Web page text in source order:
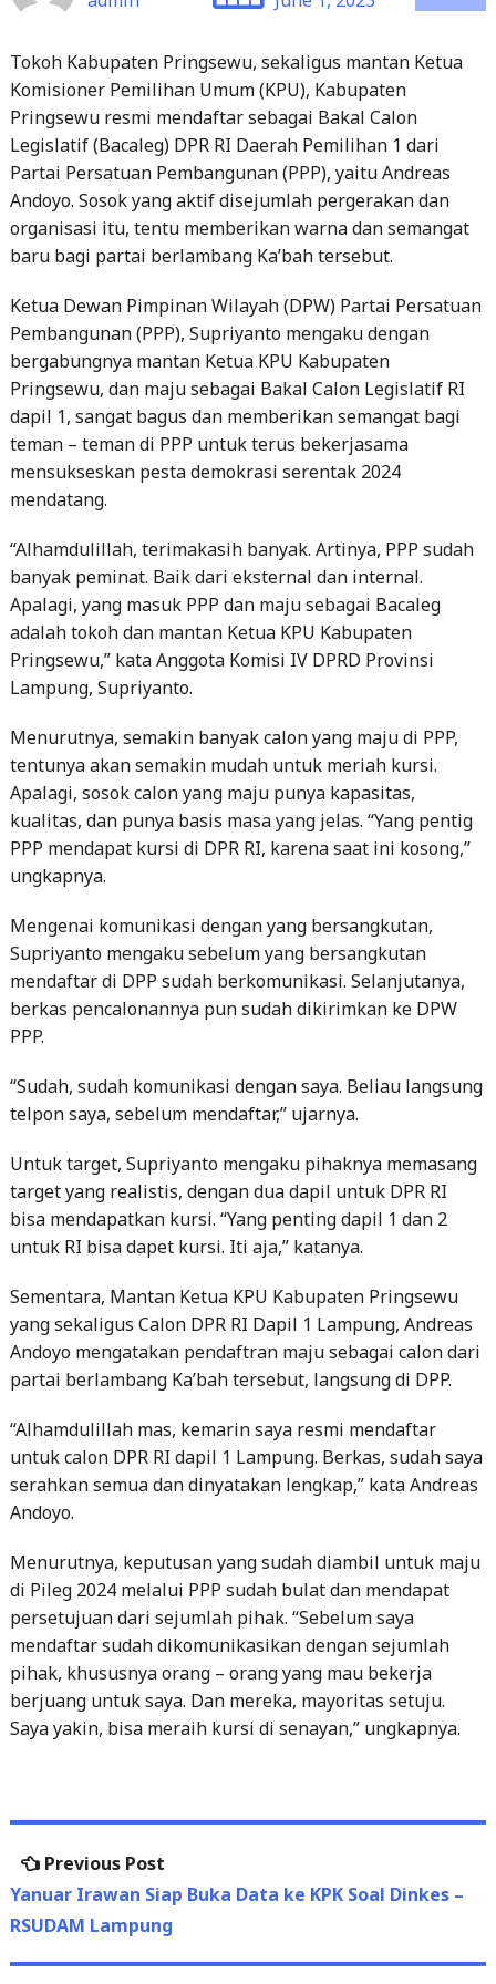
Pringsewu resmi mendaftar sebagai Bakal Calon
Legislatif (Bacaleg) DPR RI Daerah Pemilihan 1 dari
Partai Persatuan Pembangunan (PPP), yaitu Andreas
Andoyo. Sosok yang aktif disejumlah pergerakan dan
organisasi itu, tentu memberikan warna dan semangat
baru bagi partai berlambang Ka’bah tersebut.
Ketua Dewan Pimpinan Wilayah (DPW) Partai Persatuan
Pembangunan (PPP), Supriyanto mengaku dengan
bergabungnya mantan Ketua KPU Kabupaten
Pringsewu, dan maju sebagai Bakal Calon Legislatif RI
dapil 1, sangat bagus dan memberikan semangat bagi
teman – teman di PPP untuk terus bekerjasama
mensukseskan pesta demokrasi serentak 2024
mendatang.
“Alhamdulillah, terimakasih banyak. Artinya, PPP sudah
banyak peminat. Baik dari eksternal dan internal.
Apalagi, yang masuk PPP dan maju sebagai Bacaleg
adalah tokoh dan mantan Ketua KPU Kabupaten
Pringsewu,” kata Anggota Komisi IV DPRD Provinsi
Lampung, Supriyanto.
Menurutnya, semakin banyak calon yang maju di PPP,
tentunya akan semakin mudah untuk meriah kursi.
Apalagi, sosok calon yang maju punya kapasitas,
kualitas, dan punya basis masa yang jelas. “Yang pentig
PPP mendapat kursi di DPR RI, karena saat ini kosong,”
ungkapnya.
Mengenai komunikasi dengan yang bersangkutan,
Supriyanto mengaku sebelum yang bersangkutan
mendaftar di DPP sudah berkomunikasi. Selanjutanya,
berkas pencalonannya pun sudah dikirimkan ke DPW
PPP.
“Sudah, sudah komunikasi dengan saya. Beliau langsung
telpon saya, sebelum mendaftar,” ujarnya.
Untuk target, Supriyanto mengaku pihaknya memasang
target yang realistis, dengan dua dapil untuk DPR RI
bisa mendapatkan kursi. “Yang penting dapil 1 dan 2
untuk RI bisa dapet kursi. Iti aja,” katanya.
Sementara, Mantan Ketua KPU Kabupaten Pringsewu
yang sekaligus Calon DPR RI Dapil 1 Lampung, Andreas
Andoyo mengatakan pendaftran maju sebagai calon dari
partai berlambang Ka’bah tersebut, langsung di DPP.
“Alhamdulillah mas, kemarin saya resmi mendaftar
untuk calon DPR RI dapil 1 Lampung. Berkas, sudah saya
serahkan semua dan dinyatakan lengkap,” kata Andreas
Andoyo.
Menurutnya, keputusan yang sudah diambil untuk maju
di Pileg 2024 melalui PPP sudah bulat dan mendapat
persetujuan dari sejumlah pihak. “Sebelum saya
mendaftar sudah dikomunikasikan dengan sejumlah
pihak, khususnya orang – orang yang mau bekerja
berjuang untuk saya. Dan mereka, mayoritas setuju.
Saya yakin, bisa meraih kursi di senayan,” ungkapnya.
navigationpost:
Yanuar Irawan Siap Buka Data ke KPK Soal Dinkes –
RSUDAM Lampung
Next
post:
Sekretaris Komisi 1 DPRD Provinsi Lampung, I Made